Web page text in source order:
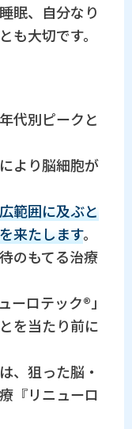
眠、自分なり
も大切です。
代別ピークと
より脳細胞が
範囲に及ぶと
来たします。
のもてる治療
ーロテック®」
を当たり前に
、狙った脳・
『リニューロ